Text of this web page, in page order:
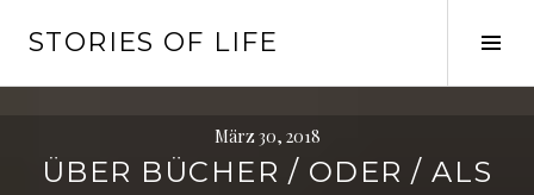
zumSTORIES OF LIFE
März 30, 2018
ÜBER BÜCHER / ODER / ALS